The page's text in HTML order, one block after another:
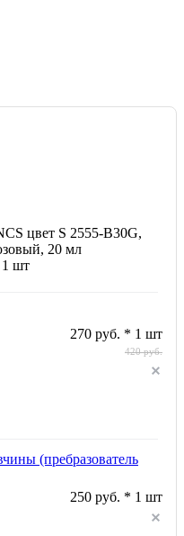
цвет S 2555-B30G,
20 мл
шт
270 руб. * 1 шт
420 руб.
(пребразователь
250 руб. * 1 шт